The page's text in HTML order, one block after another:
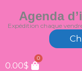
au
Agenda
Expédition chaque
0.00$
0